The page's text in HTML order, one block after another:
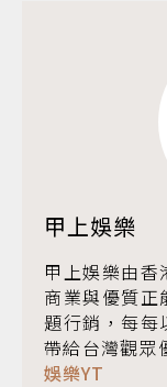
甲上娛樂
甲上娛樂由
商業與優質正
題行銷，每每
帶給台灣觀眾
娛樂YT